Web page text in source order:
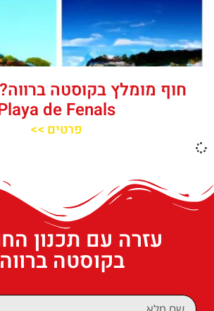
חוף מומלץ בקוסטה
de Fenals‬‬
פרטים >>
עזרה עם תכנון
בקוסטה